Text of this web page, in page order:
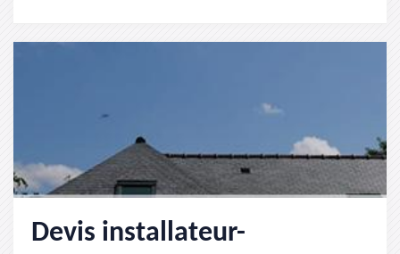
Devis installateur-